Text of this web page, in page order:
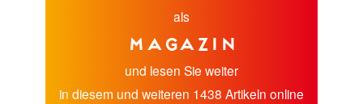
als
Magazin
und lesen Sie weiter
in diesem und weiteren 1438 Artikeln online